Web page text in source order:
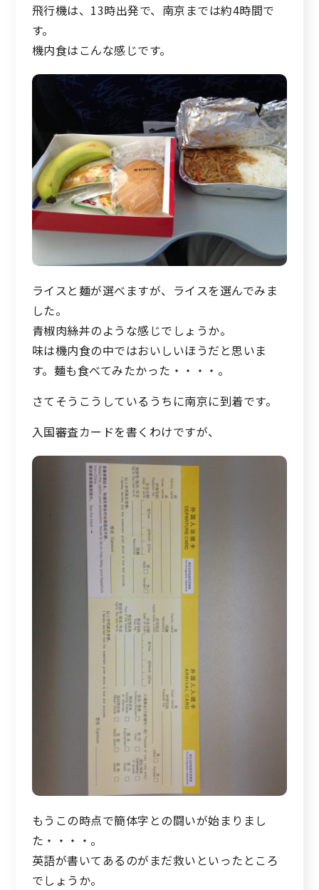
飛行機は、13時出発で、南京までは約4時間で
す。
機内食はこんな感じです。
ライスと麺が選べますが、ライスを選んでみま
した。
青椒肉絲丼のような感じでしょうか。
味は機内食の中ではおいしいほうだと思いま
す。麺も食べてみたかった・・・・。
さてそうこうしているうちに南京に到着です。
入国審査カードを書くわけですが、
もうこの時点で簡体字との闘いが始まりまし
た・・・・。
英語が書いてあるのがまだ救いといったところ
でしょうか。